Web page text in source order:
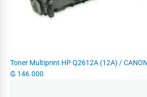
Toner Multiprint HP Q2612A (12A) /
₲ 146.000